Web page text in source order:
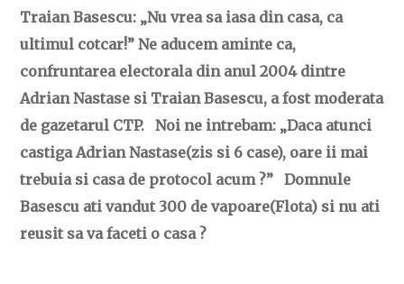
Traian Basescu: „Nu vrea sa iasa din casa, ca
ultimul cotcar!” Ne aducem aminte ca,
confruntarea electorala din anul 2004 dintre
Adrian Nastase si Traian Basescu, a fost moderata
de gazetarul CTP. Noi ne intrebam: „Daca atunci
castiga Adrian Nastase(zis si 6 case), oare ii mai
trebuia si casa de protocol acum ?” Domnule
Basescu ati vandut 300 de vapoare(Flota) si nu ati
reusit sa va faceti o casa ?